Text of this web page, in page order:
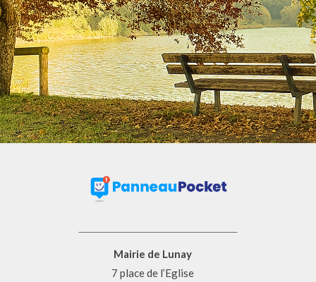
Mairie de Lunay
7 place de l’Eglise